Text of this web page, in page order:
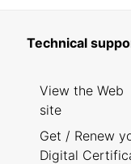
Technical
View the Web
site
Get / Renew
Digital